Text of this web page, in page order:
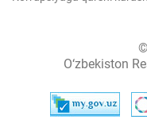
O‘zbekiston